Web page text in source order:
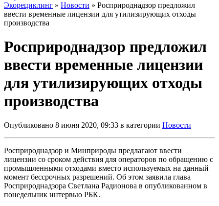
Экорециклинг » Новости » Росприроднадзор предложил
ввести временные лицензии для утилизирующих отходы
производства
Росприроднадзор предложил
ввести временные лицензии
для утилизирующих отходы
производства
Опубликовано 8 июня 2020, 09:33 в категории Новости
Росприроднадзор и Минприроды предлагают ввести
лицензии со сроком действия для операторов по обращению с
промышленными отходами вместо используемых на данный
момент бессрочных разрешений. Об этом заявила глава
Росприроднадзора Светлана Радионова в опубликованном в
понедельник интервью РБК.